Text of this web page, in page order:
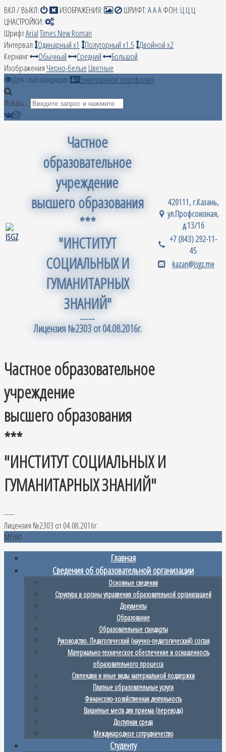
ВКЛ / ВЫКЛ: ИЗОБРАЖЕНИЯ: ШРИФТ:AAAФОН: ЦЦЦ
ЦНАСТРОЙКИ:
ШрифтArialTimes New Roman
Интервал Одинарный х1 Полуторный х1.5 Двойной х2
Кернинг
Обычный Средний
Большой
Изображения Черно-белые Цветные
Для слабовидящих
Электронное портфолио
Искать...
Частное
образовательное
учреждение
высшего образования
***
"ИНСТИТУТ
СОЦИАЛЬНЫХ И
ГУМАНИТАРНЫХ
ЗНАНИЙ"
-----
Лицензия №2303 от 04.08.2016г.
420111, г.Казань,
ул.Профсоюзная,
д.13/16
+7 (843) 292-11-
45
kazan@isgz.me
Частное образовательное
учреждение
высшего образования
***
"ИНСТИТУТ СОЦИАЛЬНЫХ И
ГУМАНИТАРНЫХ ЗНАНИЙ"
-----
Лицензия №2303 от 04.08.2016г.
МЕНЮ
Главная
Сведения об образовательной организации
Основные сведения
Структура и органы управления образовательной организацией
Документы
Образование
Образовательные стандарты
Руководство. Педагогический (научно-педагогический) состав
Материально-техническое обеспечение и оснащенность
образовательного процесса
Стипендии и иные виды материальной поддержки
Платные образовательные услуги
Финансово-хозяйственная деятельность
Вакантные места для приема (перевода)
Доступная среда
Международное сотрудничество
Студенту